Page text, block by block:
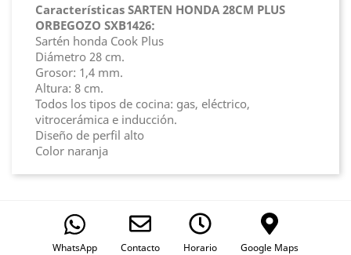
Características SARTEN HONDA 28CM PLUS
ORBEGOZO SXB1426:
Sartén honda Cook Plus
Diámetro 28 cm.
Grosor: 1,4 mm.
Altura: 8 cm.
Todos los tipos de cocina: gas, eléctrico,
vitrocerámica e inducción.
Diseño de perfil alto
Color naranja
WhatsApp Contacto Horario Google Maps